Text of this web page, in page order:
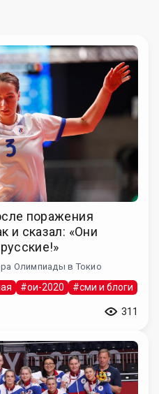
поражения
и сказал: «Они
Олимпиады в Токио
#ои-2020 #сми и блоги
311